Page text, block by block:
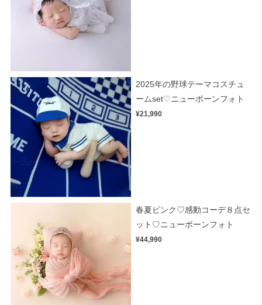
2025年の野球テーマコスチュ
ームset♡ニューボーンフォト
¥21,990
春夏ピンク♡感動コーデ８点セ
ット♡ニューボーンフォト
¥44,990